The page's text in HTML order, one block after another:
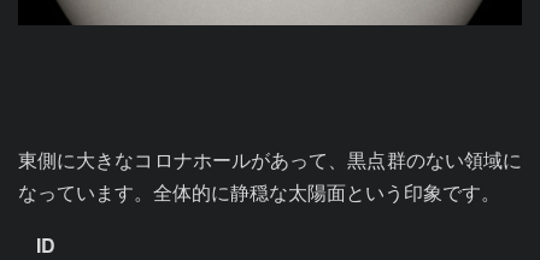
東側に大きなコロナホールがあって、黒点群のない領域に
なっています。全体的に静穏な太陽面という印象です。
ID